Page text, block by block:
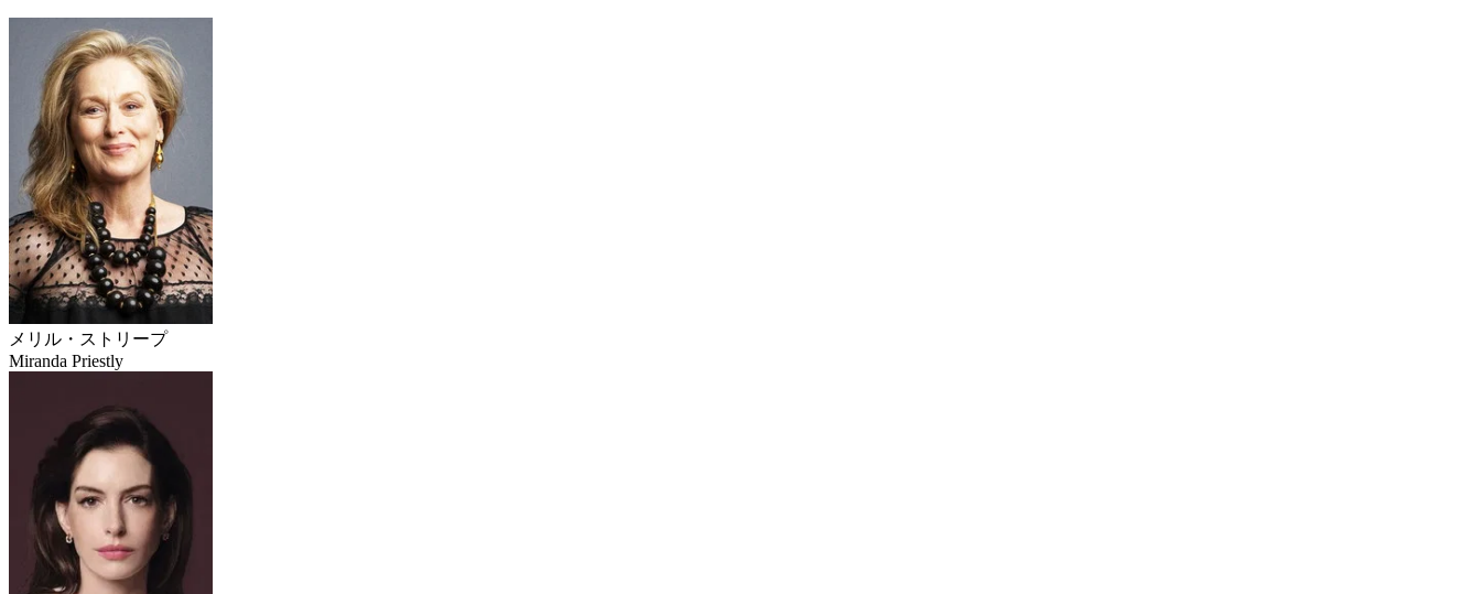
メリル・ストリープ
Miranda Priestly